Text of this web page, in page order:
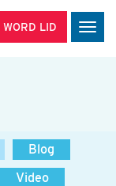
WORD LID
Blog
Video